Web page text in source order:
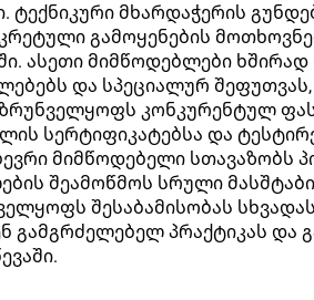
ტექნიკური მხარდაჭერის
გამოყენების
ასეთი მიმწოდებლები
და სპეციალურ
კონკურენტულ
სერტიფიკატებსა და
მიმწოდებელი სთავაზობს
შეამოწმოს სრული
შესაბამისობას
გამგრძელებელ პრაქტიკას და